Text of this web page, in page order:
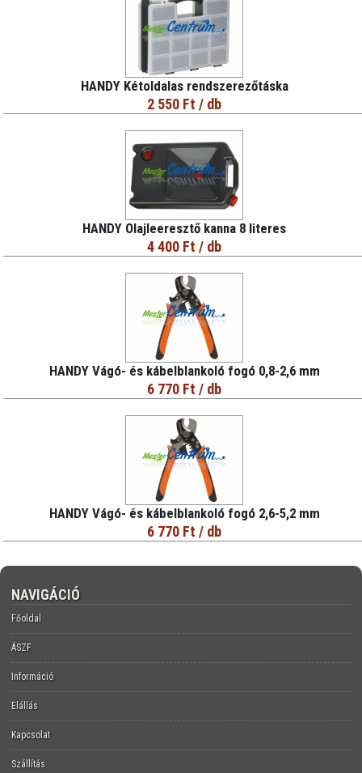
HANDY Kétoldalas rendszerezőtáska
2 550 Ft / db
HANDY Olajleeresztő kanna 8 literes
4 400 Ft / db
HANDY Vágó- és kábelblankoló fogó 0,8-2,6 mm
6 770 Ft / db
HANDY Vágó- és kábelblankoló fogó 2,6-5,2 mm
6 770 Ft / db
NAVIGÁCIÓ
Főoldal
ÁSZF
Információ
Elállás
Kapcsolat
Szállítás